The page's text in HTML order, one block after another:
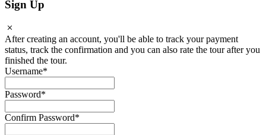
Sign Up
After creating an account, you'll be able to track your payment
status, track the confirmation and you can also rate the tour after you
finished the tour.
Username*
Password*
Confirm Password*